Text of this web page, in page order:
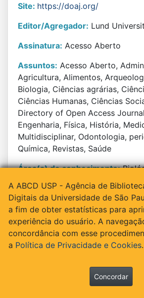
Site: https://doaj.org/
Editor/Agregador: Lund
Assinatura: Acesso Aberto
Assuntos: Acesso Aberto,
Agricultura, Alimentos,
Biologia, Ciências agrárias,
Ciências Humanas, Ciências
Directory of Open Access
Engenharia, Física, História,
Multidisciplinar, Odontologia,
Química, Revistas, Saúde
Área(s) de conhecimento:
Duke University Press
A Duke University
A ABCD USP - Agência de
Digitais da Universidade de São
a fim de obter estatísticas para
experiência do usuário. A
concordância com esse
a Política de Privacidade e Cookies.
Concordar